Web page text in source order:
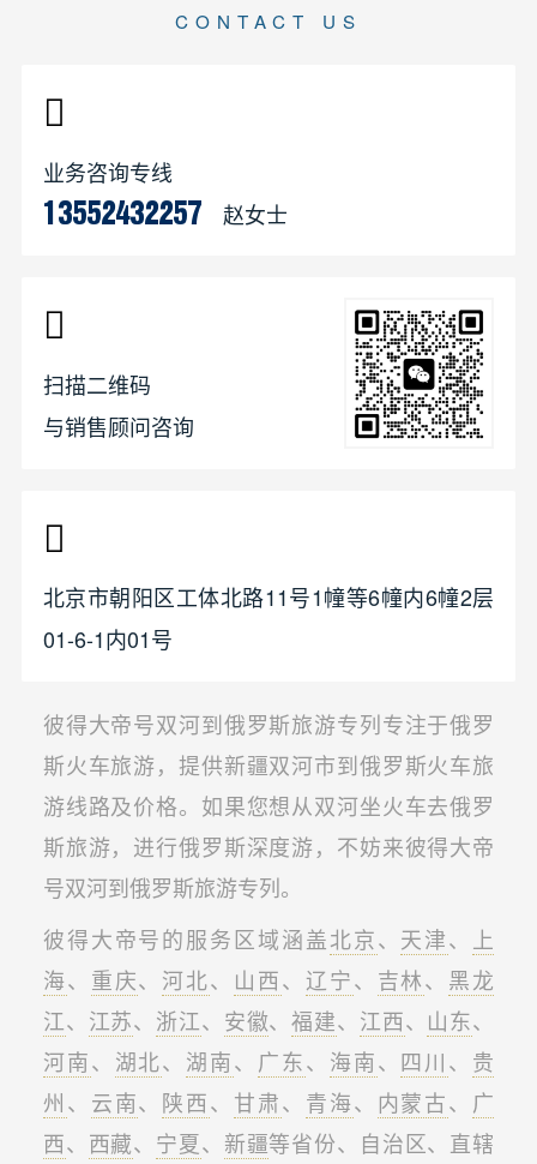
CONTACT US
业务咨询专线
13552432257 赵女士
扫描二维码
与销售顾问咨询
北京市朝阳区工体北路11号1幢等6幢内6幢2层
01-6-1内01号
彼得大帝号双河到俄罗斯旅游专列专注于俄罗
斯火车旅游，提供新疆双河市到俄罗斯火车旅
游线路及价格。如果您想从双河坐火车去俄罗
斯旅游，进行俄罗斯深度游，不妨来彼得大帝
号双河到俄罗斯旅游专列。
彼得大帝号的服务区域涵盖北京、 天津、 上
海、 重庆、 河北、 山西、 辽宁、 吉林、 黑龙
江、 江苏、 浙江、 安徽、福建、 江西、 山东、
河南、 湖北、 湖南、 广东、 海南、 四川、 贵
州、 云南、 陕西、 甘肃、 青海、 内蒙古、 广
西、 西藏、 宁夏、 新疆等省份、自治区、直辖